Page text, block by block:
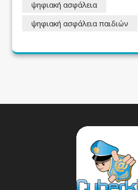
ψηφιακή ασφάλεια
ψηφιακή ασφάλεια παιδιών